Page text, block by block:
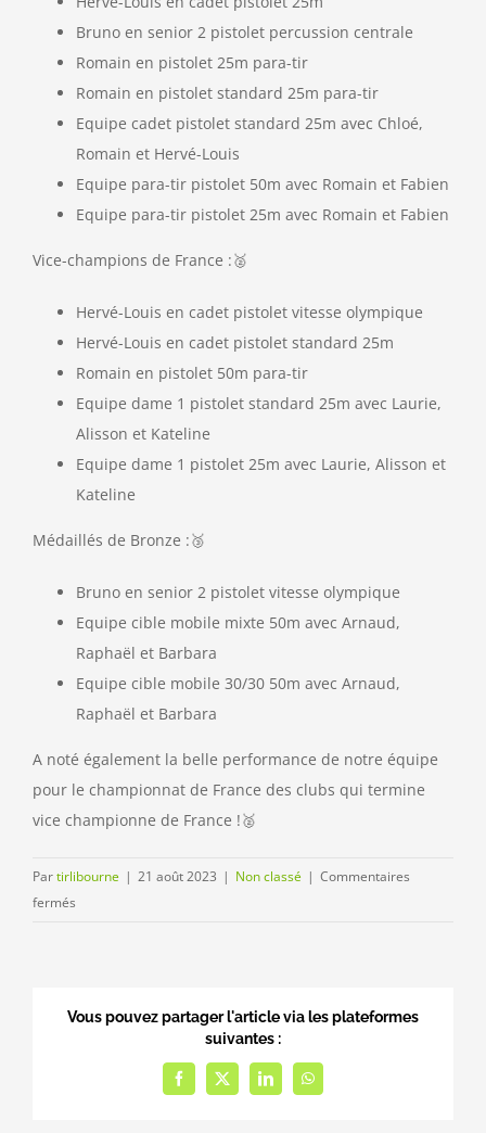
Bruno en senior 2 pistolet percussion centrale
Romain en pistolet 25m para-tir
Romain en pistolet standard 25m para-tir
Equipe cadet pistolet standard 25m avec Chloé,
Romain et Hervé-Louis
Equipe para-tir pistolet 50m avec Romain et Fabien
Equipe para-tir pistolet 25m avec Romain et Fabien
Vice-champions de France :🥈
Hervé-Louis en cadet pistolet vitesse olympique
Hervé-Louis en cadet pistolet standard 25m
Romain en pistolet 50m para-tir
Equipe dame 1 pistolet standard 25m avec Laurie,
Alisson et Kateline
Equipe dame 1 pistolet 25m avec Laurie, Alisson et
Kateline
Médaillés de Bronze :🥉
Bruno en senior 2 pistolet vitesse olympique
Equipe cible mobile mixte 50m avec Arnaud,
Raphaël et Barbara
Equipe cible mobile 30/30 50m avec Arnaud,
Raphaël et Barbara
A noté également la belle performance de notre équipe
pour le championnat de France des clubs qui termine
vice championne de France !🥈
Partirlibourne | 21 août 2023 | Non classé | Commentaires
fermés
25/50m
Vous pouvez partager l'article via les plateformes
suivantes :
FacebookTwitterLinkedInWhatsApp